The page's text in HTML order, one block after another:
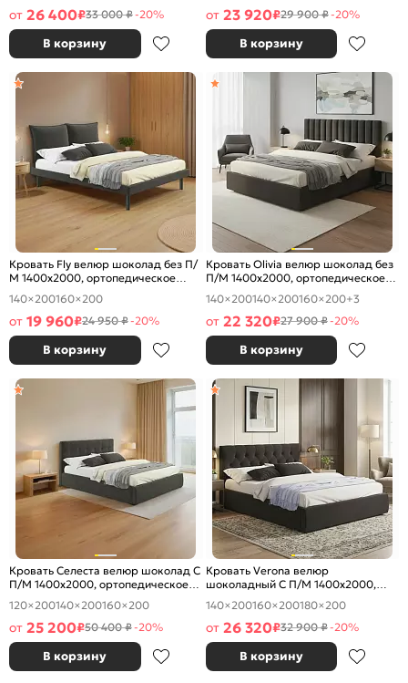
от 26 400₽33 000 ₽-20%
В корзину
от 23 920₽29 900 ₽-20%
В корзину
Кровать Fly велюр шоколад без П/
М 1400x2000, ортопедическое
основание, изголовье мягкое
140×200160×200
от 19 960₽24 950 ₽-20%
В корзину
Кровать Olivia велюр шоколад без
П/М 1400x2000, ортопедическое
основание, изголовье мягкое
140×200140×200160×200+3
от 22 320₽27 900 ₽-20%
В корзину
Кровать Селеста велюр шоколад С
П/М 1400x2000, ортопедическое
основание, изголовье мягкое
120×200140×200160×200
от 25 200₽50 400 ₽-20%
В корзину
Кровать Verona велюр
шоколадный С П/М 1400x2000,
ортопедическое основание,
изголовье мягкое
140×200160×200180×200
от 26 320₽32 900 ₽-20%
В корзину